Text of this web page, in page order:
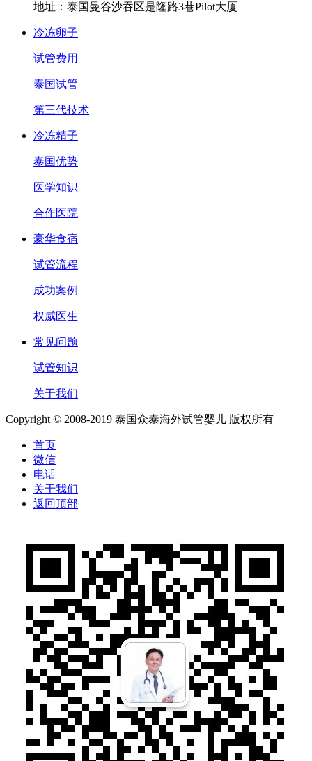
地址：泰国曼谷沙吞区是隆路3巷Pilot大厦
冷冻卵子
试管费用
泰国试管
第三代技术
冷冻精子
泰国优势
医学知识
合作医院
豪华食宿
试管流程
成功案例
权威医生
常见问题
试管知识
关于我们
Copyright © 2008-2019 泰国众泰海外试管婴儿 版权所有
首页
微信
电话
关于我们
返回顶部